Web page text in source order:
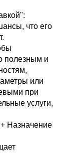
что его
полезным и
или
при
услуги,
Назначение